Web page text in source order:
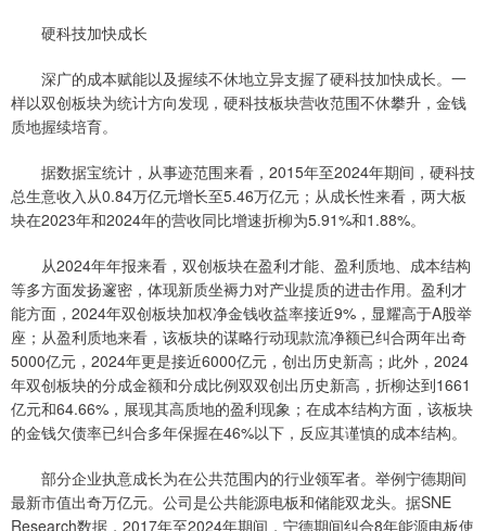
硬科技加快成长
深广的成本赋能以及握续不休地立异支握了硬科技加快成长。一
样以双创板块为统计方向发现，硬科技板块营收范围不休攀升，金钱
质地握续培育。
据数据宝统计，从事迹范围来看，2015年至2024年期间，硬科技
总生意收入从0.84万亿元增长至5.46万亿元；从成长性来看，两大板
块在2023年和2024年的营收同比增速折柳为5.91%和1.88%。
从2024年年报来看，双创板块在盈利才能、盈利质地、成本结构
等多方面发扬邃密，体现新质坐褥力对产业提质的进击作用。盈利才
能方面，2024年双创板块加权净金钱收益率接近9%，显耀高于A股举
座；从盈利质地来看，该板块的谋略行动现款流净额已纠合两年出奇
5000亿元，2024年更是接近6000亿元，创出历史新高；此外，2024
年双创板块的分成金额和分成比例双双创出历史新高，折柳达到1661
亿元和64.66%，展现其高质地的盈利现象；在成本结构方面，该板块
的金钱欠债率已纠合多年保握在46%以下，反应其谨慎的成本结构。
部分企业执意成长为在公共范围内的行业领军者。举例宁德期间
最新市值出奇万亿元。公司是公共能源电板和储能双龙头。据SNE
Research数据，2017年至2024年期间，宁德期间纠合8年能源电板使